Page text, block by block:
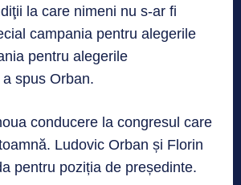
la care nimeni nu s-ar fi
campania pentru alegerile
pentru alegerile
a spus Orban.
conducere la congresul care
Ludovic Orban și Florin
pentru poziția de președinte.